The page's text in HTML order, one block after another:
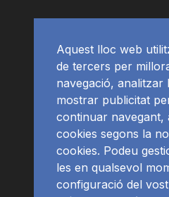
Aquest lloc web
de tercers per
navegació, analitzar
mostrar publicitat
continuar navegant,
cookies segons la
cookies. Podeu
les en qualsevol
configuració del